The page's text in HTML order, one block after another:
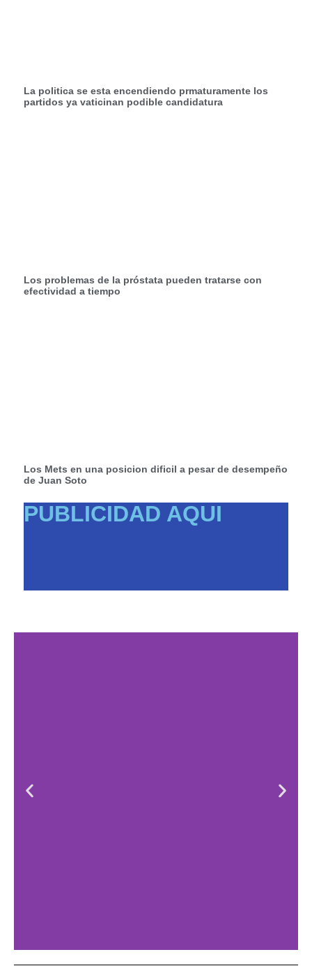
La politica se esta encendiendo prmaturamente los
partidos ya vaticinan podible candidatura
Los problemas de la próstata pueden tratarse con
efectividad a tiempo
Los Mets en una posicion dificil a pesar de desempeño
de Juan Soto
PUBLICIDAD AQUI